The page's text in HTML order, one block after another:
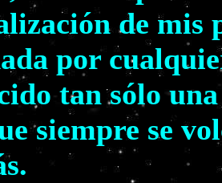
de mis
por
tan sólo
siempre se